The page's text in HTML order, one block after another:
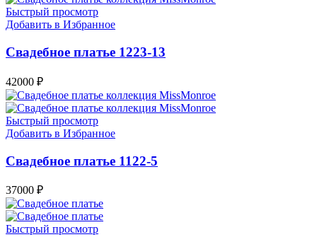
Быстрый просмотр
Добавить в Избранное
Свадебное платье 1223-13
42000 ₽
Быстрый просмотр
Добавить в Избранное
Свадебное платье 1122-5
37000 ₽
Быстрый просмотр